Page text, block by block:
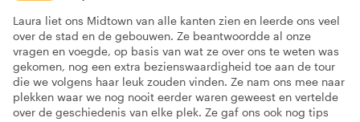
Laura liet ons Midtown van alle kanten zien en leerde ons veel
over de stad en de gebouwen. Ze beantwoordde al onze
vragen en voegde, op basis van wat ze over ons te weten was
gekomen, nog een extra bezienswaardigheid toe aan de tour
die we volgens haar leuk zouden vinden. Ze nam ons mee naar
plekken waar we nog nooit eerder waren geweest en vertelde
over de geschiedenis van elke plek. Ze gaf ons ook nog tips